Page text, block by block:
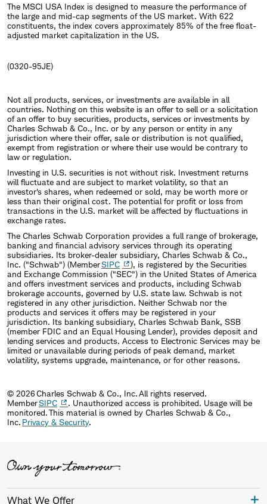
The MSCI USA Index is designed to measure the performance of
the large and mid-cap segments of the US market. With 622
constituents, the index covers approximately 85% of the free float-
adjusted market capitalization in the US.
(0320-95JE)
Not all products, services, or investments are available in all
countries. Nothing on this website is an offer to sell or a solicitation
of an offer to buy securities, products, services or investments by
Charles Schwab & Co., Inc. or by any person or entity in any
jurisdiction where their offer, sale or distribution is not qualified,
exempt from registration or where their use would be contrary to
law or regulation.
Investing in U.S. securities is not without risk. Investment returns
will fluctuate and are subject to market volatility, so that an
investor's shares, when redeemed or sold, may be worth more or
less than their original cost. The potential for profit or loss from
transactions in the U.S. market will be affected by fluctuations in
exchange rates.
The Charles Schwab Corporation provides a full range of brokerage,
banking and financial advisory services through its operating
subsidiaries. Its broker-dealer subsidiary, Charles Schwab & Co.,
Inc. ("Schwab") (MemberSIPC
), is registered by the Securities
and Exchange Commission ("SEC") in the United States of America
and offers investment services and products, including Schwab
brokerage accounts, governed by U.S. state law. Schwab is not
registered in any other jurisdiction. Neither Schwab nor the
products and services it offers may be registered in your
jurisdiction. Its banking subsidiary, Charles Schwab Bank, SSB
(member FDIC and an Equal Housing Lender), provides deposit and
lending services and products. Access to Electronic Services may be
limited or unavailable during periods of peak demand, market
volatility, systems upgrade, maintenance, or for other reasons.
© 2026 Charles Schwab & Co., Inc. All rights reserved.
MemberSIPC
. Unauthorized access is prohibited. Usage will be
monitored. This material is owned by Charles Schwab & Co.,
Inc. Privacy & Security.
What We Offer